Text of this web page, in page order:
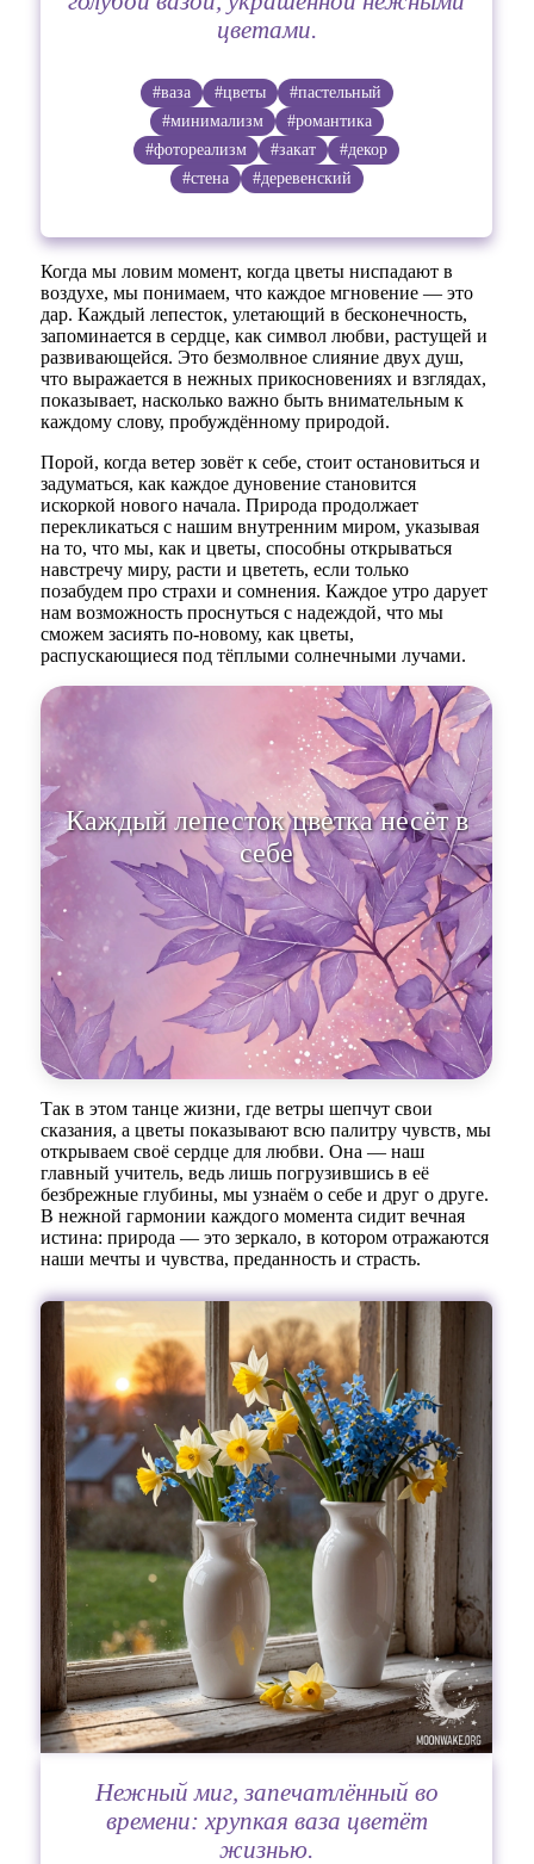
цветами.
#ваза #цветы
#пастельный
#минимализм
#романтика
#фотореализм
#закат
#декор
#стена
#деревенский
Когда мы ловим момент, когда цветы ниспадают в
воздухе, мы понимаем, что каждое мгновение — это
дар. Каждый лепесток, улетающий в бесконечность,
запоминается в сердце, как символ любви, растущей и
развивающейся. Это безмолвное слияние двух душ,
что выражается в нежных прикосновениях и взглядах,
показывает, насколько важно быть внимательным к
каждому слову, пробуждённому природой.
Порой, когда ветер зовёт к себе, стоит остановиться и
задуматься, как каждое дуновение становится
искоркой нового начала. Природа продолжает
перекликаться с нашим внутренним миром, указывая
на то, что мы, как и цветы, способны открываться
навстречу миру, расти и цвететь, если только
позабудем про страхи и сомнения. Каждое утро дарует
нам возможность проснуться с надеждой, что мы
сможем засиять по-новому, как цветы,
распускающиеся под тёплыми солнечными лучами.
Каждый лепесток цветка несёт в
себе не только красоту, но и
Так в этом танце жизни, где ветры шепчут свои
сказания, а цветы показывают всю палитру чувств, мы
открываем своё сердце для любви. Она — наш
главный учитель, ведь лишь погрузившись в её
безбрежные глубины, мы узнаём о себе и друг о друге.
В нежной гармонии каждого момента сидит вечная
истина: природа — это зеркало, в котором отражаются
наши мечты и чувства, преданность и страсть.
Нежный миг, запечатлённый во
времени: хрупкая ваза цветёт
жизнью.